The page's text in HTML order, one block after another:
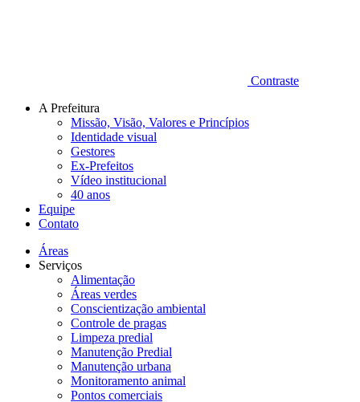
Contraste
A Prefeitura
Missão, Visão, Valores e Princípios
Identidade visual
Gestores
Ex-Prefeitos
Vídeo institucional
40 anos
Equipe
Contato
Áreas
Serviços
Alimentação
Áreas verdes
Conscientização ambiental
Controle de pragas
Limpeza predial
Manutenção Predial
Manutenção urbana
Monitoramento animal
Pontos comerciais